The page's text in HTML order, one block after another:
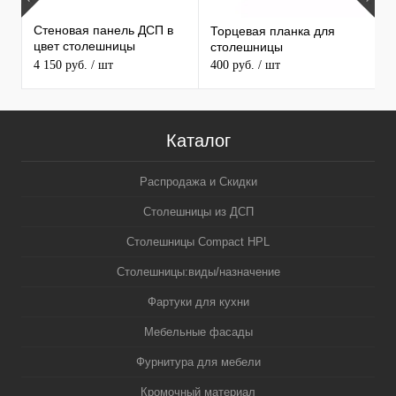
Стеновая панель ДСП в
цвет столешницы
MAERSS
4 150 руб. / шт
Торцевая планка для
столешницы
400 руб. / шт
Каталог
Распродажа и Скидки
Столешницы из ДСП
Столешницы Compact HPL
Столешницы:виды/назначение
Фартуки для кухни
Мебельные фасады
Фурнитура для мебели
Кромочный материал